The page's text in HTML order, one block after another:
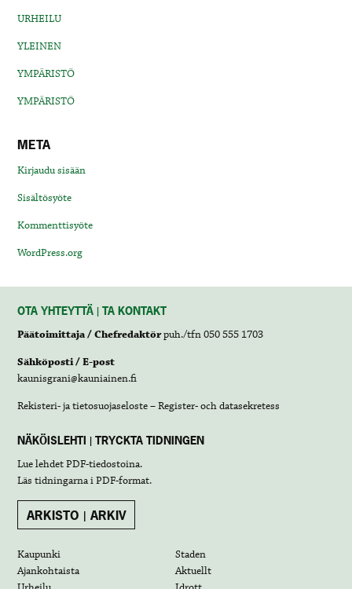
URHEILU
YLEINEN
YMPÄRISTÖ
YMPÄRISTÖ
META
Kirjaudu sisään
Sisältösyöte
Kommenttisyöte
WordPress.org
OTA YHTEYTTÄ | TA KONTAKT
Päätoimittaja / Chefredaktörpuh./tfn 050 555 1703
Sähköposti / E-post
kaunisgrani@kauniainen.fi
Rekisteri- ja tietosuojaseloste – Register- och datasekretess
NÄKÖISLEHTI | TRYCKTA TIDNINGEN
Lue lehdetPDF-tiedostoina.
Läs tidningarna iPDF-format.
ARKISTO | ARKIV
Kaupunki
Staden
Ajankohtaista
Aktuellt